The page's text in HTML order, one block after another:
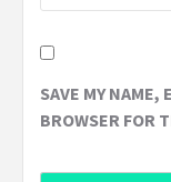
SAVE MY NAME,
BROWSER FOR